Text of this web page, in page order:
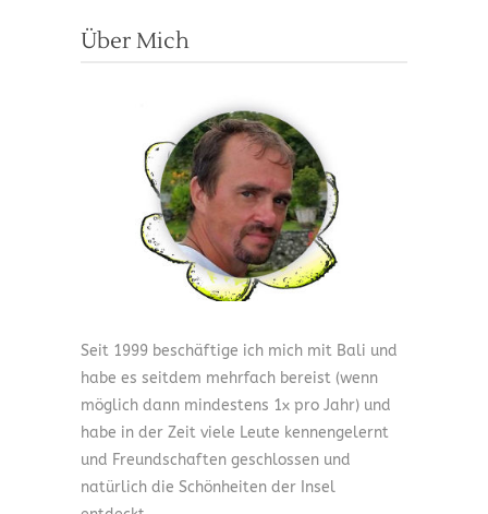
Über Mich
Seit 1999 beschäftige ich mich mit Bali und
habe es seitdem mehrfach bereist (wenn
möglich dann mindestens 1x pro Jahr) und
habe in der Zeit viele Leute kennengelernt
und Freundschaften geschlossen und
natürlich die Schönheiten der Insel